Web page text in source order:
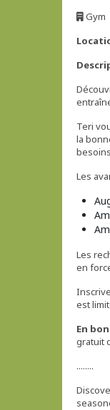
Gym
Teri
la
Les
Les
en
est
En
gratuit
........